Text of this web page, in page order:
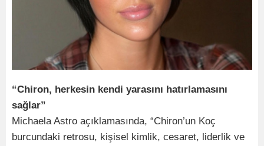
“Chiron, herkesin kendi yarasını hatırlamasını
sağlar”
Michaela Astro açıklamasında, “Chiron’un Koç
burcundaki retrosu, kişisel kimlik, cesaret, liderlik ve